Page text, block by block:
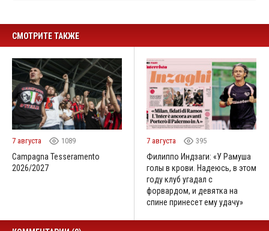
СМОТРИТЕ ТАКЖЕ
7 августа 1089
Campagna Tesseramento
2026/2027
7 августа 395
Филиппо Индзаги: «У Рамуша
голы в крови. Надеюсь, в этом
году клуб угадал с
форвардом, и девятка на
спине принесет ему удачу»